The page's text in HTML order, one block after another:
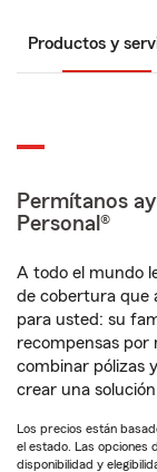
Productos y
Permítanos
Personal®
A todo el mundo
de cobertura que
para usted: su
recompensas por
combinar pólizas
crear una
Los precios están
el estado. Las opciones
disponibilidad y